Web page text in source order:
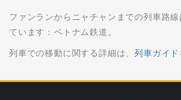
ファンランからニャチャンまでの列車路
ています：ベトナム鉄道。
列車での移動に関する詳細は、列車ガイド